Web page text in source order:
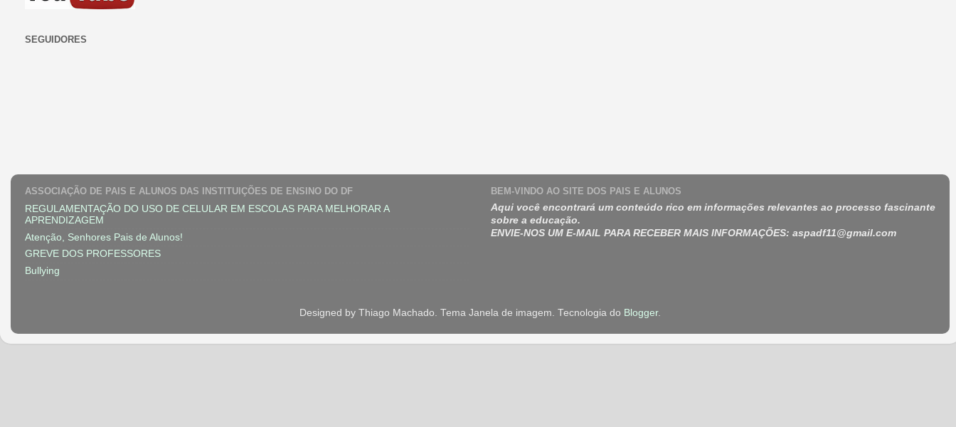
SEGUIDORES
ASSOCIAÇÃO DE PAIS E ALUNOS DAS INSTITUIÇÕES DE ENSINO DO DF
REGULAMENTAÇÃO DO USO DE CELULAR EM ESCOLAS PARA MELHORAR A
APRENDIZAGEM
Atenção, Senhores Pais de Alunos!
GREVE DOS PROFESSORES
Bullying
BEM-VINDO AO SITE DOS PAIS E ALUNOS
Aqui você encontrará um conteúdo rico em informações relevantes ao processo fascinante
sobre a educação.
ENVIE-NOS UM E-MAIL PARA RECEBER MAIS INFORMAÇÕES: aspadf11@gmail.com
Designed by Thiago Machado. Tema Janela de imagem. Tecnologia do Blogger.